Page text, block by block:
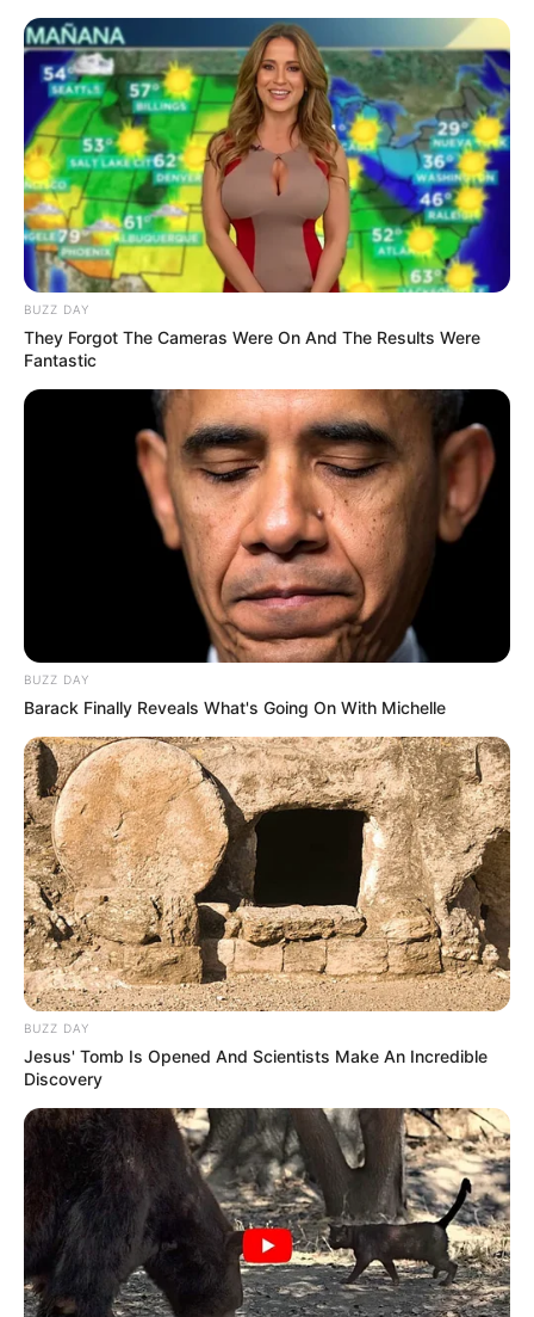
Skip
content
Menu
Omas Schinken-
Käse Blätterteig-
Röllchen
September 9, 2025 byMia_Becker
BUZZ DAY
They Forgot The Cameras Were On And The Results Were
Fantastic
BUZZ DAY
Barack Finally Reveals What's Going On With Michelle
BUZZ DAY
Jesus' Tomb Is Opened And Scientists Make An Incredible
Discovery